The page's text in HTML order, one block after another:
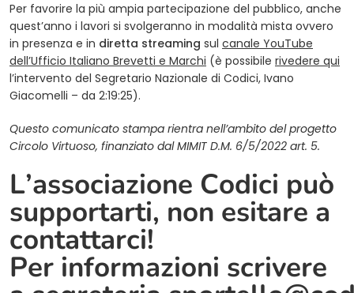
Per favorire la più ampia partecipazione del pubblico, anche
quest’anno i lavori si svolgeranno in modalità mista ovvero
in presenza e in diretta streaming sul canale YouTube
dell’Ufficio Italiano Brevetti e Marchi (è possibile rivedere qui
l’intervento del Segretario Nazionale di Codici, Ivano
Giacomelli – da 2:19:25).
Questo comunicato stampa rientra nell’ambito del progetto
Circolo Virtuoso, finanziato dal MIMIT D.M. 6/5/2022 art. 5.
L’associazione Codici può
supportarti, non esitare a
contattarci!
Per informazioni scrivere